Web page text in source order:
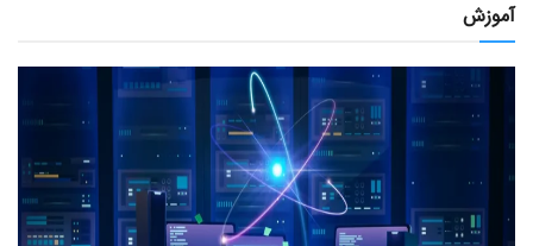
آموزش